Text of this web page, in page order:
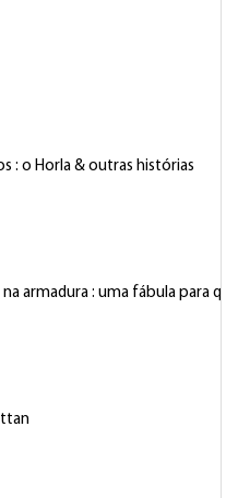
: o Horla & outras histórias
armadura : uma fábula para